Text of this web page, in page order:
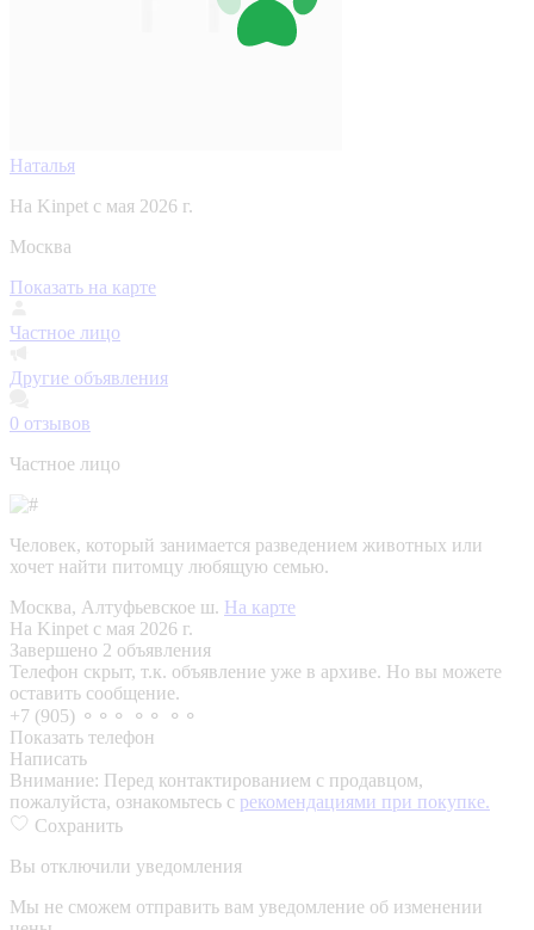
Наталья
На Kinpet c мая 2026 г.
Москва
Показать на карте
Частное лицо
Другие объявления
0 отзывов
Частное лицо
Человек, который занимается разведением животных или
хочет найти питомцу любящую семью.
Москва, Алтуфьевское ш. На карте
На Kinpet c мая 2026 г.
Завершено 2 объявления
Телефон скрыт, т.к. объявление уже в архиве. Но вы можете
оставить сообщение.
+7 (905) ⚬⚬⚬ ⚬⚬ ⚬⚬
Показать телефон
Написать
Внимание: Перед контактированием с продавцом,
пожалуйста, ознакомьтесь с рекомендациями при покупке.
Сохранить
Вы отключили уведомления
Мы не сможем отправить вам уведомление об изменении